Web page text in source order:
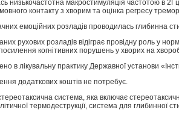
низькочастотна макростимуляція частотою в
контакту з хворим та оцінка регресу
емоційних розладів проводилась глибинна
рухових розладів відіграє провідну роль у
когнітивних порушень у хворих на
в лікувальну практику Державної установи
додаткових коштів не потребує.
система, яка включає
термодеструкції, система для глибинної